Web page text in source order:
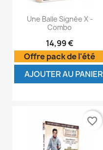
Une Balle Signée X -
Combo
14,99 €
Offre pack de l'été
AJOUTER AU PANIER
favorite_border